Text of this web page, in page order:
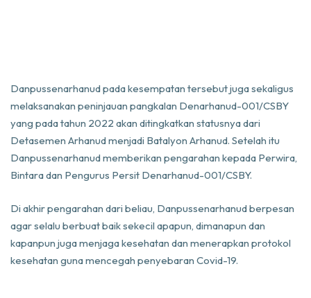
Danpussenarhanud pada kesempatan tersebut juga sekaligus
melaksanakan peninjauan pangkalan Denarhanud-001/CSBY
yang pada tahun 2022 akan ditingkatkan statusnya dari
Detasemen Arhanud menjadi Batalyon Arhanud. Setelah itu
Danpussenarhanud memberikan pengarahan kepada Perwira,
Bintara dan Pengurus Persit Denarhanud-001/CSBY.
Di akhir pengarahan dari beliau, Danpussenarhanud berpesan
agar selalu berbuat baik sekecil apapun, dimanapun dan
kapanpun juga menjaga kesehatan dan menerapkan protokol
kesehatan guna mencegah penyebaran Covid-19.